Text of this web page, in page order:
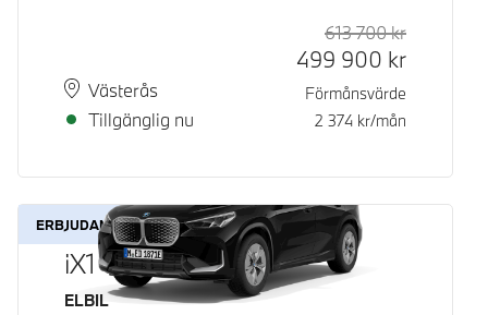
PlatsVästerås
Leveranstid
Tillgänglig nu
Rek. ord
613 700kr
499 900 kr
Förmånsvärde
2 374 kr/mån
ERBJUDANDE
iX1 eDrive20
Bränsle
ELBIL